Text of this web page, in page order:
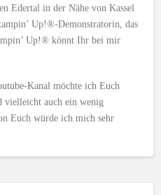
Edertal in der Nähe von Kassel
Up!®-Demonstratorin, das
Up!® könnt Ihr bei mir
Kanal möchte ich Euch
vielleicht auch ein wenig
Euch würde ich mich sehr